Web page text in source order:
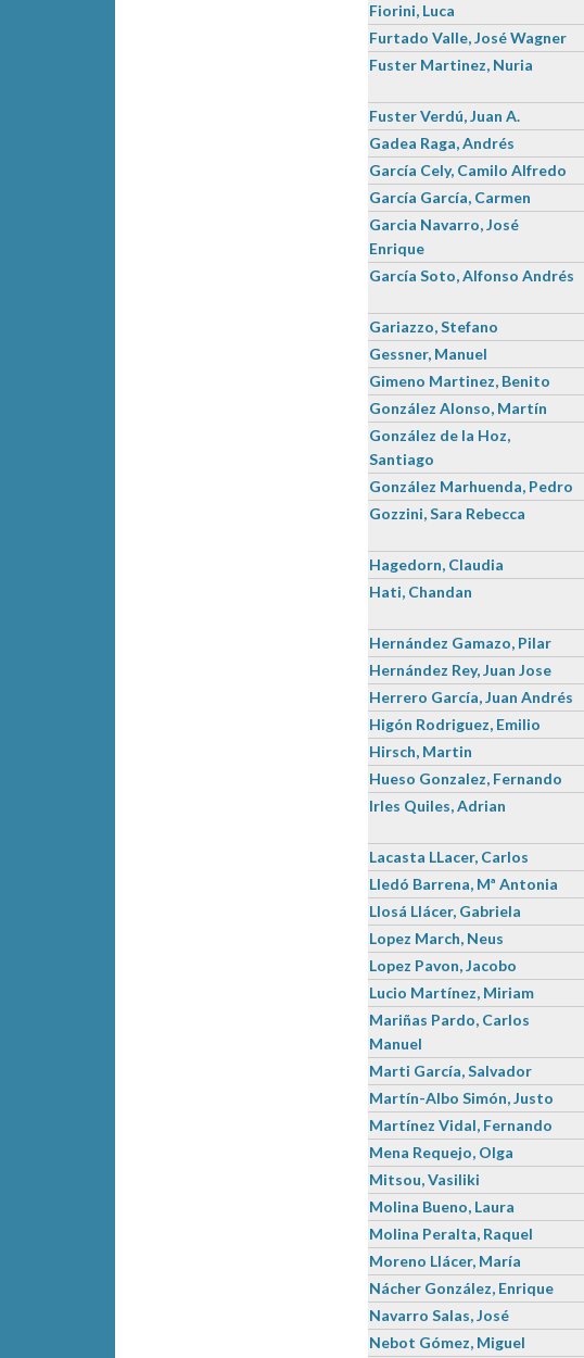
Fiorini, Luca
Furtado Valle, José Wagner
Fuster Martinez, Nuria
Fuster Verdú, Juan A.
Gadea Raga, Andrés
García Cely, Camilo Alfredo
García García, Carmen
Garcia Navarro, José
Enrique
García Soto, Alfonso Andrés
Gariazzo, Stefano
Gessner, Manuel
Gimeno Martinez, Benito
González Alonso, Martín
González de la Hoz,
Santiago
González Marhuenda, Pedro
Gozzini, Sara Rebecca
Hagedorn, Claudia
Hati, Chandan
Hernández Gamazo, Pilar
Hernández Rey, Juan Jose
Herrero García, Juan Andrés
Higón Rodriguez, Emilio
Hirsch, Martin
Hueso Gonzalez, Fernando
Irles Quiles, Adrian
Lacasta LLacer, Carlos
Lledó Barrena, Mª Antonia
Llosá Llácer, Gabriela
Lopez March, Neus
Lopez Pavon, Jacobo
Lucio Martínez, Miriam
Mariñas Pardo, Carlos
Manuel
Marti García, Salvador
Martín-Albo Simón, Justo
Martínez Vidal, Fernando
Mena Requejo, Olga
Mitsou, Vasiliki
Molina Bueno, Laura
Molina Peralta, Raquel
Moreno Llácer, María
Nácher González, Enrique
Navarro Salas, José
Nebot Gómez, Miguel